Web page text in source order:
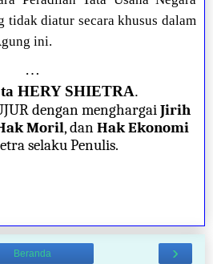
tidak diatur secara khusus dalam
ini.
…
HERY SHIETRA.
dengan menghargaiJirih
Moril, danHak Ekonomi
selaku Penulis.
›
Beranda